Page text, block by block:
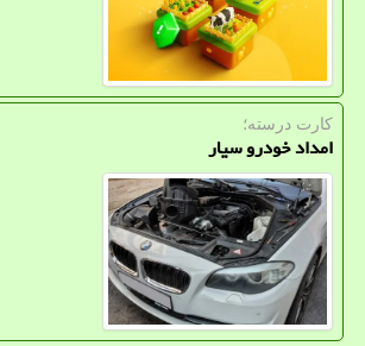
کارت درسته؛
امداد خودرو سیار